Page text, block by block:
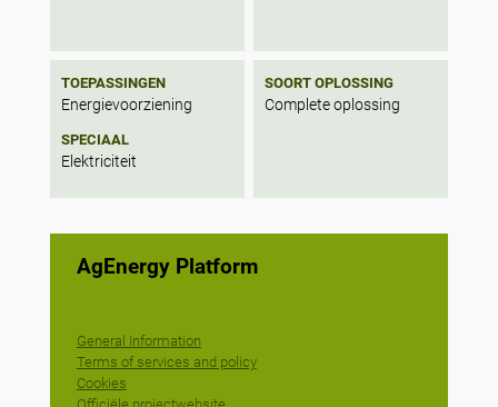
TOEPASSINGEN
Energievoorziening
SPECIAAL
Elektriciteit
SOORT OPLOSSING
Complete oplossing
AgEnergy Platform
General Information
Terms of services and policy
Cookies